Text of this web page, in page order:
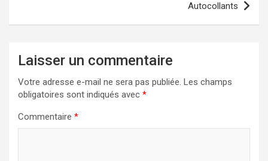
Autocollants
Laisser un commentaire
Votre adresse e-mail ne sera pas publiée. Les champs
obligatoires sont indiqués avec *
Commentaire *